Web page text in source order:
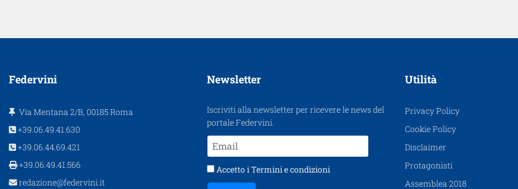
Federvini
Via Mentana 2/B, 00185 Roma
+39.06.49.41.630
+39.06.44.69.421
+39.06.49.41.566
redazione@federvini.it
Newsletter
Iscriviti alla newsletter per ricevere le news del
portale Federvini.
Accetto i Termini e condizioni
Utilità
Privacy Policy
Cookie Policy
Disclaimer
Protagonisti
Assemblea 2018